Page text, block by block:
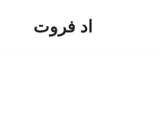
اد فروت